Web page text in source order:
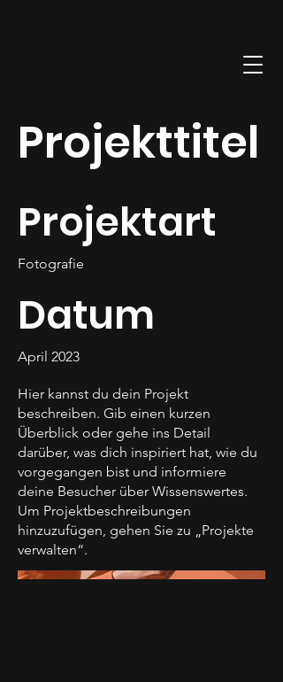
Projekttitel
Projektart
Fotografie
Datum
April 2023
Hier kannst du dein Projekt
beschreiben. Gib einen kurzen
Überblick oder gehe ins Detail
darüber, was dich inspiriert hat, wie du
vorgegangen bist und informiere
deine Besucher über Wissenswertes.
Um Projektbeschreibungen
hinzuzufügen, gehen Sie zu „Projekte
verwalten“.